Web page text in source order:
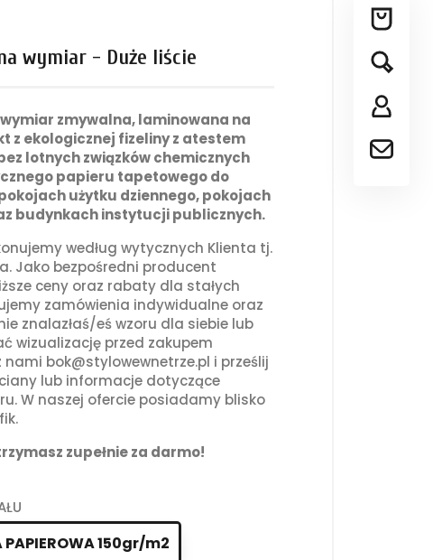
wymiar - Duże liście
zmywalna, laminowana na
z ekologicznej fizeliny z atestem
bez lotnych związków chemicznych
papieru tapetowego do
użytku dziennego, pokojach
budynkach instytucji publicznych.
według wytycznych Klienta tj.
Jako bezpośredni producent
ceny oraz rabaty dla stałych
zamówienia indywidualne oraz
znalazłaś/eś wzoru dla siebie lub
wizualizację przed zakupem
bok@stylowewnetrze.pl i prześlij
lub informacje dotyczące
W naszej ofercie posiadamy blisko
zupełnie za darmo!
PAPIEROWA 150gr/m2